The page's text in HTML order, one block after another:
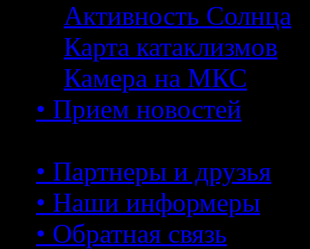
Активность Солнца
Карта катаклизмов
Камера на МКС
• Прием новостей
• Партнеры и друзья
• Наши информеры
• Обратная связь